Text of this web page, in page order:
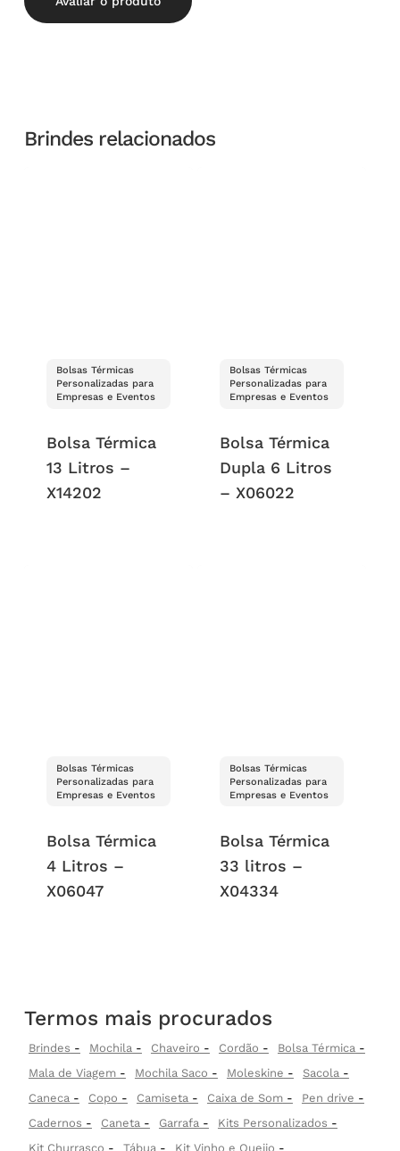
Brindes relacionados
Bolsas Térmicas
Personalizadas para
Empresas e Eventos
Bolsa Térmica
13 Litros –
X14202
Bolsas Térmicas
Personalizadas para
Empresas e Eventos
Bolsa Térmica
Dupla 6 Litros
– X06022
Bolsas Térmicas
Personalizadas para
Empresas e Eventos
Bolsa Térmica
4 Litros –
X06047
Bolsas Térmicas
Personalizadas para
Empresas e Eventos
Bolsa Térmica
33 litros –
X04334
Termos mais procurados
Brindes Mochila Chaveiro Cordão
Bolsa Térmica
Mala de Viagem
Mochila Saco Moleskine
Sacola
Caneca
Copo Camiseta Caixa de Som
Pen drive
Cadernos
Caneta Garrafa
Kits Personalizados
Kit Churrasco
Tábua
Kit Vinho e Queijo